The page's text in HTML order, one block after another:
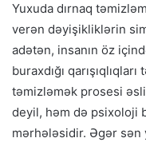
Yuxuda dırnaq
verən dəyişikliklərin
adətən, insanın öz
buraxdığı
təmizləmək prosesi
deyil, həm də psixoloji
mərhələsidir. Əgər sən